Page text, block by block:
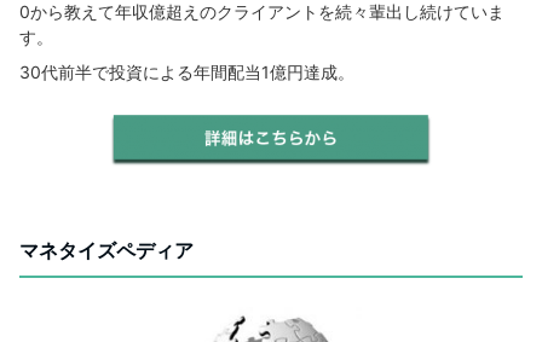
0から教えて年収億超えのクライアントを続々輩出し続けていま
す。
30代前半で投資による年間配当1億円達成。
マネタイズペディア